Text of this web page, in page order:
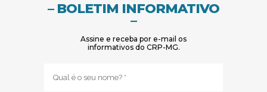
– BOLETIM INFORMATIVO
–
Assine e receba por e-mail os
informativos do CRP-MG.